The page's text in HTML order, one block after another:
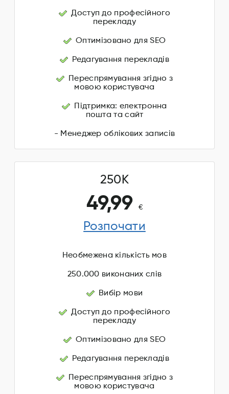
Доступ до професійного
перекладу
Оптимізовано для SEO
Редагування перекладів
Переспрямування згідно з
мовою користувача
Підтримка: електронна
пошта та сайт
- Менеджер облікових записів
250K
49,99 €
Розпочати
Необмежена кількість мов
250.000 виконаних слів
Вибір мови
Доступ до професійного
перекладу
Оптимізовано для SEO
Редагування перекладів
Переспрямування згідно з
мовою користувача